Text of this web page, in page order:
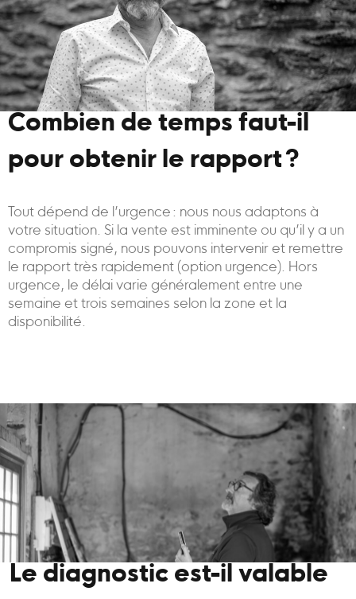
Combien de temps faut-il
pour obtenir le rapport ?
Tout dépend de l’urgence : nous nous adaptons à
votre situation. Si la vente est imminente ou qu’il y a un
compromis signé, nous pouvons intervenir et remettre
le rapport très rapidement (option urgence). Hors
urgence, le délai varie généralement entre une
semaine et trois semaines selon la zone et la
disponibilité.
Le diagnostic est-il valable